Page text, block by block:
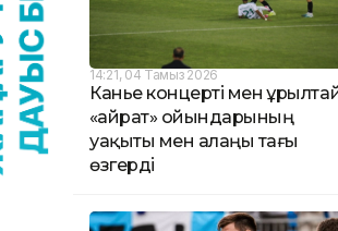
14:21, 04 Тамыз 2026
Канье концерті мен
«Қайрат» ойындарының
уақыты мен алаңы тағы
өзгерді